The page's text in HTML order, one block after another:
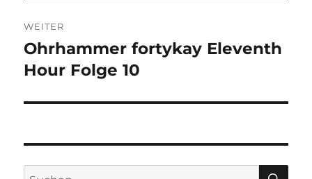
WEITER
Nächster
Beitrag:
Ohrhammer fortykay Eleventh
Hour Folge 10
Suchen